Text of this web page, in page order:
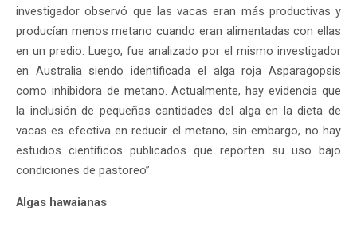
investigador observó que las vacas eran más productivas y
producían menos metano cuando eran alimentadas con ellas
en un predio. Luego, fue analizado por el mismo investigador
en Australia siendo identificada el alga roja Asparagopsis
como inhibidora de metano. Actualmente, hay evidencia que
la inclusión de pequeñas cantidades del alga en la dieta de
vacas es efectiva en reducir el metano, sin embargo, no hay
estudios científicos publicados que reporten su uso bajo
condiciones de pastoreo”.
Algas hawaianas